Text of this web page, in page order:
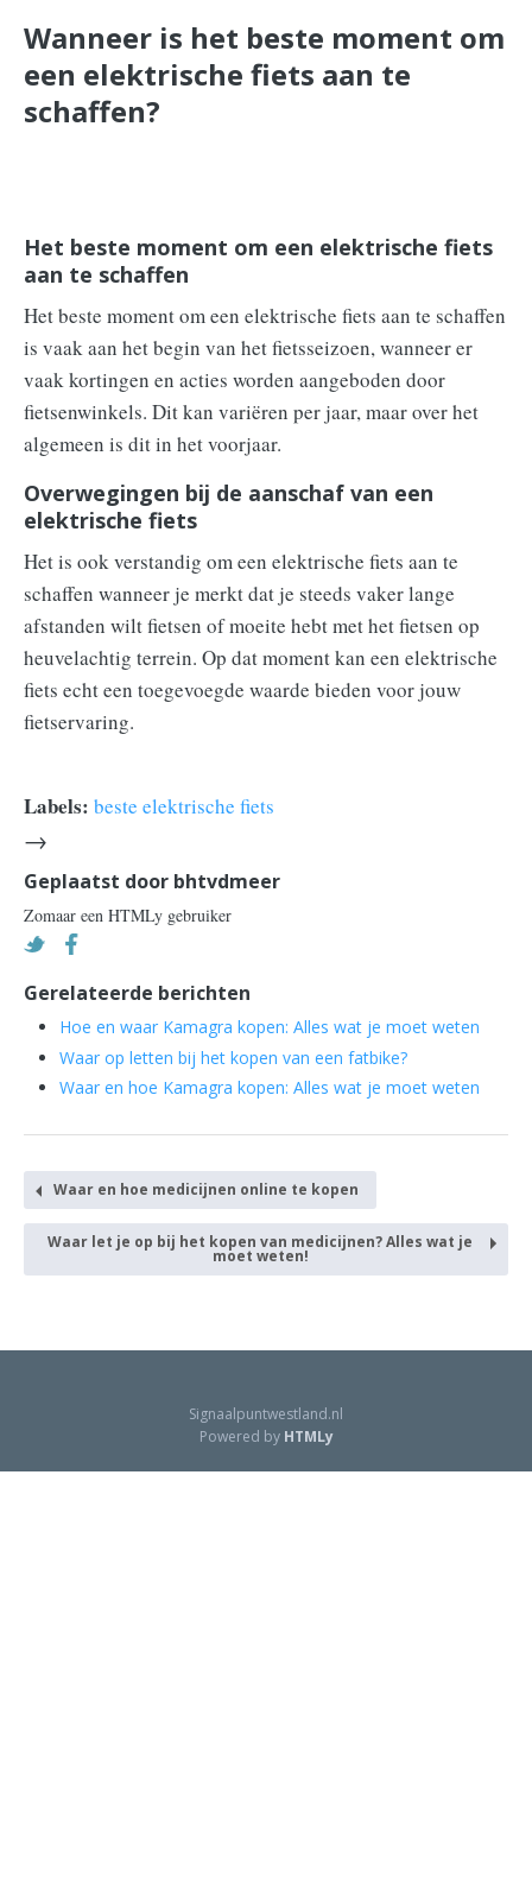
Wanneer is het beste moment om
een elektrische fiets aan te
schaffen?
Het beste moment om een elektrische fiets
aan te schaffen
Het beste moment om een elektrische fiets aan te schaffen
is vaak aan het begin van het fietsseizoen, wanneer er
vaak kortingen en acties worden aangeboden door
fietsenwinkels. Dit kan variëren per jaar, maar over het
algemeen is dit in het voorjaar.
Overwegingen bij de aanschaf van een
elektrische fiets
Het is ook verstandig om een elektrische fiets aan te
schaffen wanneer je merkt dat je steeds vaker lange
afstanden wilt fietsen of moeite hebt met het fietsen op
heuvelachtig terrein. Op dat moment kan een elektrische
fiets echt een toegevoegde waarde bieden voor jouw
fietservaring.
Labels: beste elektrische fiets
→
Geplaatst door bhtvdmeer
Zomaar een HTMLy gebruiker
Gerelateerde berichten
Hoe en waar Kamagra kopen: Alles wat je moet weten
Waar op letten bij het kopen van een fatbike?
Waar en hoe Kamagra kopen: Alles wat je moet weten
Waar en hoe medicijnen online te kopen
Waar let je op bij het kopen van medicijnen? Alles wat je
moet weten!
Signaalpuntwestland.nl
Powered by HTMLy